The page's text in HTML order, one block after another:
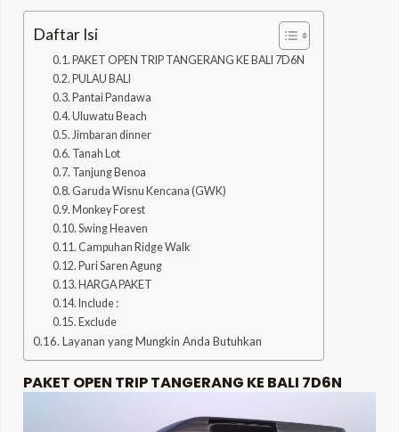
Daftar Isi
PAKET OPEN TRIP TANGERANG KE BALI 7D6N
PULAU BALI
Pantai Pandawa
Uluwatu Beach
Jimbaran dinner
Tanah Lot
Tanjung Benoa
Garuda Wisnu Kencana (GWK)
Monkey Forest
Swing Heaven
Campuhan Ridge Walk
Puri Saren Agung
HARGA PAKET
Include :
Exclude
Layanan yang Mungkin Anda Butuhkan
PAKET OPEN TRIP TANGERANG KE BALI 7D6N